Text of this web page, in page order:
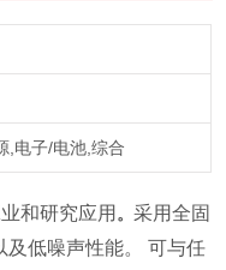
,电子/电池,综合
和研究应用 。采用全固
及低噪声性能。 可与任